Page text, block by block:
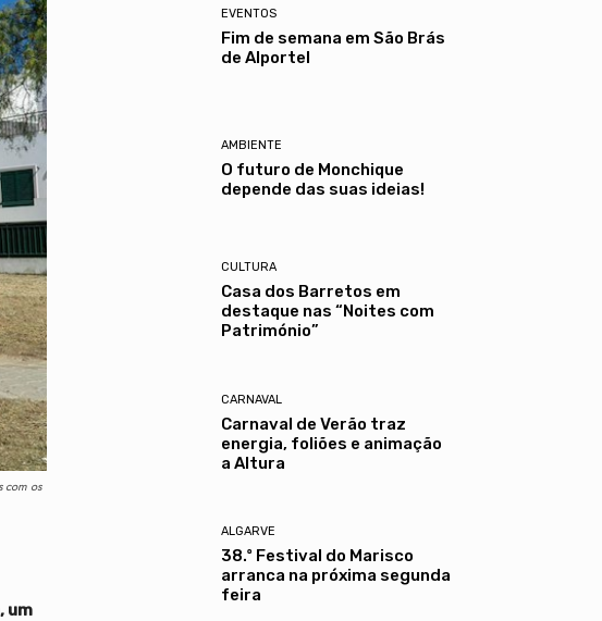
com os
um
EVENTOS
Fim de semana em São Brás
de Alportel
AMBIENTE
O futuro de Monchique
depende das suas ideias!
CULTURA
Casa dos Barretos em
destaque nas “Noites com
Património”
CARNAVAL
Carnaval de Verão traz
energia, foliões e animação
a Altura
ALGARVE
38.º Festival do Marisco
arranca na próxima segunda
feira